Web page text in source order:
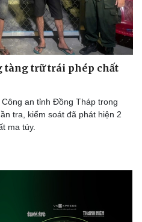
tàng trữ trái phép chất
an tỉnh Đồng Tháp trong
tra, kiểm soát đã phát hiện 2
ma túy.